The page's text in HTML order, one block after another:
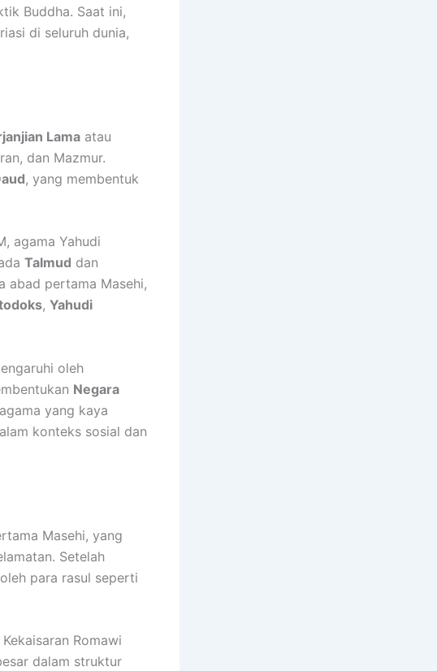
Buddha. Saat ini,
di seluruh dunia,
Lama atau
dan Mazmur.
, yang membentuk
agama Yahudi
Talmud dan
abad pertama Masehi,
, Yahudi
oleh
Negara
yang kaya
konteks sosial dan
Masehi, yang
Setelah
para rasul seperti
Romawi
dalam struktur